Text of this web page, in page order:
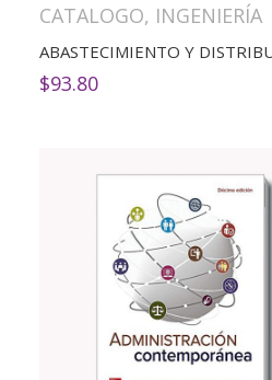
CATALOGO, INGENIERÍA
$93.80